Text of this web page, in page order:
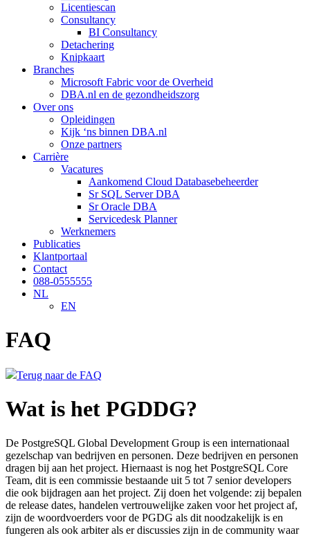
Licentiescan
Consultancy
BI Consultancy
Detachering
Knipkaart
Branches
Microsoft Fabric voor de Overheid
DBA.nl en de gezondheidszorg
Over ons
Opleidingen
Kijk ‘ns binnen DBA.nl
Onze partners
Carrière
Vacatures
Aankomend Cloud Databasebeheerder
Sr SQL Server DBA
Sr Oracle DBA
Servicedesk Planner
Werknemers
Publicaties
Klantportaal
Contact
088-0555555
NL
EN
FAQ
Terug naar de FAQ
Wat is het PGDDG?
De PostgreSQL Global Development Group is een internationaal
gezelschap van bedrijven en personen. Deze bedrijven en personen
dragen bij aan het project. Hiernaast is nog het PostgreSQL Core
Team, dit is een commissie bestaande uit 5 tot 7 senior developers
die ook bijdragen aan het project. Zij doen het volgende: zij bepalen
de release dates, handelen vertrouwelijke zaken voor het project af,
zijn de woordvoerders voor de PGDG als dit noodzakelijk is en
fungeren als ook arbiter als er discussies zijn in de community waar